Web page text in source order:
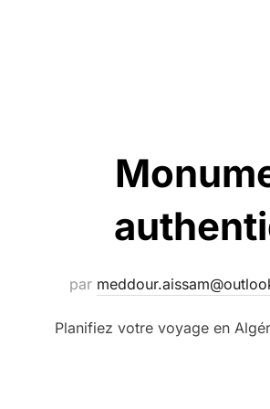
par
Planifiez votre voyage en